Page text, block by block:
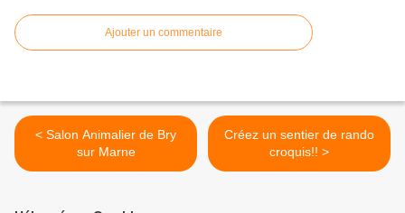
Ajouter un commentaire
< Salon Animalier de Bry
sur Marne
Créez un sentier de rando
croquis!! >